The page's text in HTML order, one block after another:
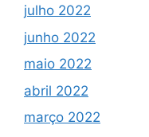
julho 2022
junho 2022
maio 2022
abril 2022
março 2022